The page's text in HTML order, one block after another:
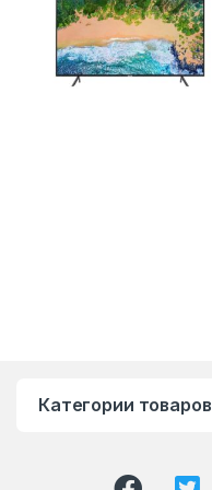
Категории товаров